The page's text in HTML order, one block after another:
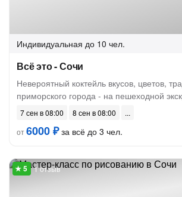
Индивидуальная до 10 чел.
Всё это - Сочи
Невероятный коктейль вкусов, цветов,
приморского города - на пешеходной
7 сен в 08:00
8 сен в 08:00
от6000 ₽за всё до 3 чел.
1 отзыв